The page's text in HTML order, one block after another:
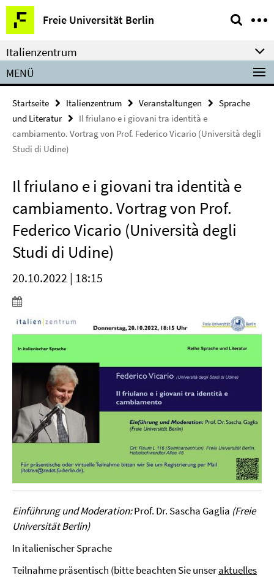
Springe
direkt
zu
Inhalt
Freie Universität Berlin
Service-
Navigation
Italienzentrum
MENÜ
Startseite Italienzentrum Veranstaltungen
Sprache
und Literatur
Il friulano e i giovani tra identità e
cambiamento. Vortrag von Prof. Federico Vicario (Università degli
Studi di Udine)
Il friulano e i giovani tra identità e
cambiamento. Vortrag von Prof.
Federico Vicario (Università degli
Studi di Udine)
20.10.2022 | 18:15
Einführung und Moderation:Prof. Dr. Sascha Gaglia (Freie
Universität Berlin)
In italienischer Sprache
Teilnahme präsentisch (bitte beachten Sie unseraktuelles